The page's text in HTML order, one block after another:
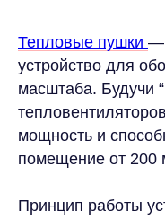
Тепловые пушки —
устройство для
масштаба. Будучи
мощность и
помещение от 200
Принцип работы